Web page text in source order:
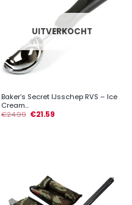
UITVERKOCHT
Baker’s Secret IJsschep RVS – Ice
Cream...
€24.99 €21.59